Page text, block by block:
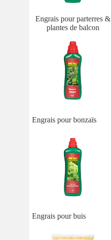
Engrais pour parterres &
plantes de balcon
Engrais pour bonzaïs
Engrais pour buis